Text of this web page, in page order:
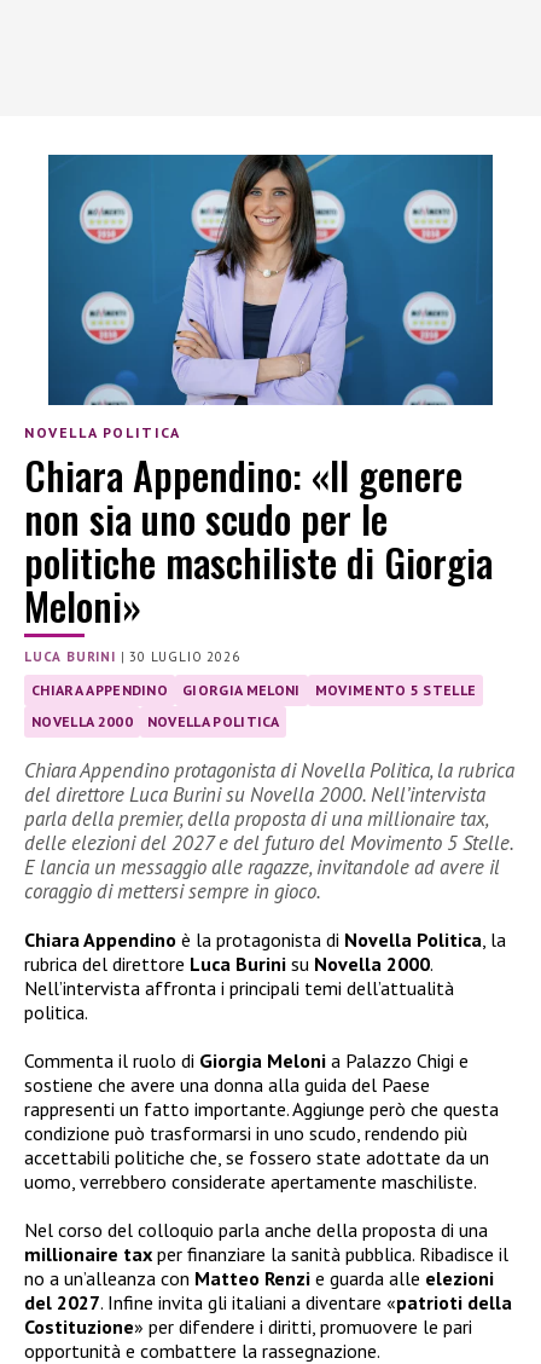
NOVELLA POLITICA
Chiara Appendino: «Il genere
non sia uno scudo per le
politiche maschiliste di Giorgia
Meloni»
LUCA BURINI |30 LUGLIO 2026
CHIARA APPENDINO GIORGIA MELONI
MOVIMENTO 5 STELLE
NOVELLA 2000
NOVELLA POLITICA
Chiara Appendino protagonista di Novella Politica, la rubrica
del direttore Luca Burini su Novella 2000. Nell’intervista
parla della premier, della proposta di una millionaire tax,
delle elezioni del 2027 e del futuro del Movimento 5 Stelle.
E lancia un messaggio alle ragazze, invitandole ad avere il
coraggio di mettersi sempre in gioco.
Chiara Appendino è la protagonista di Novella Politica , la
rubrica del direttore Luca Burini su Novella 2000.
Nell’intervista affronta i principali temi dell’attualità
politica.
Commenta il ruolo di Giorgia Meloni a Palazzo Chigi e
sostiene che avere una donna alla guida del Paese
rappresenti un fatto importante. Aggiunge però che questa
condizione può trasformarsi in uno scudo, rendendo più
accettabili politiche che, se fossero state adottate da un
uomo, verrebbero considerate apertamente maschiliste.
Nel corso del colloquio parla anche della proposta di una
millionaire tax per finanziare la sanità pubblica. Ribadisce il
no a un’alleanza con Matteo Renzi e guarda alle elezioni
del 2027. Infine invita gli italiani a diventare «patrioti della
Costituzione» per difendere i diritti, promuovere le pari
opportunità e combattere la rassegnazione.